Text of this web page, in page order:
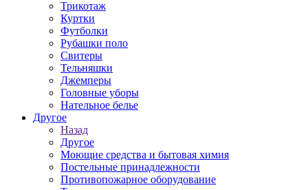
Трикотаж
Куртки
Футболки
Рубашки поло
Свитеры
Тельняшки
Джемперы
Головные уборы
Нательное белье
Другое
Назад
Другое
Моющие средства и бытовая химия
Постельные принадлежности
Противопожарное оборудование